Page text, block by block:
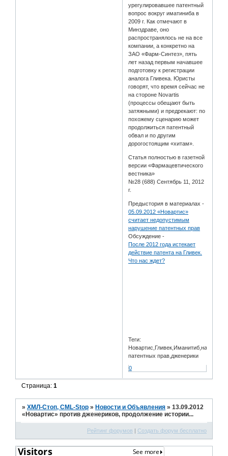
урегулировавшее патентный
вопрос вокруг иматиниба в
2009 г. Как отмечают в
Минздраве, оно
распространялось не на все
компании, а конкретно на
ЗАО «Фарм-Синтез», пять
лет назад первым начавшее
подготовку к регистрации
аналога Гливека. Юристы
говорят, что время сейчас не
на стороне Novartis
(процессы обещают быть
затяжными) и предрекают: по
похожему сценарию может
продолжиться патентный
обвал и по другим
дорогостоящим «хитам».
Статья полностью в газетной
версии «Фармацевтического
вестника»
№28 (688) Сентябрь 11, 2012
г.
Предыстория в материалах -
05.09.2012 «Новартис»
считает недопустимым
нарушение патентных прав
Обсуждение -
После 2012 года истекает
действие патента на Гливек.
Что нас ждет?
Теги:
патентных прав,дженерики
0
Страница:1
»ХМЛ-Стоп, CML-Stop » Новости и Объявления »13.09.2012
«Новартис» против дженериков, продолжение истории...
Рейтинг форумов | Создать форум бесплатно